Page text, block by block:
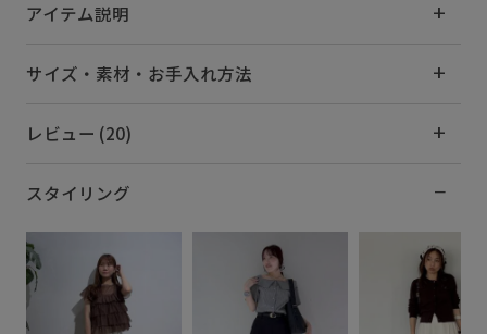
アイテム説明
サイズ・素材・お手入れ方法
レビュー (20)
スタイリング